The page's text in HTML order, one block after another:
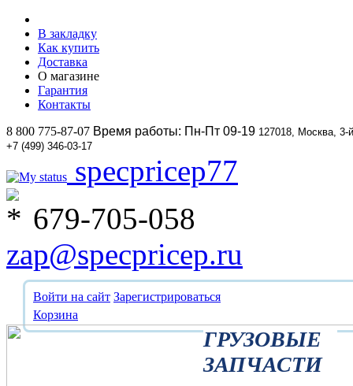
В закладку
Как купить
Доставка
О магазине
Гарантия
Контакты
8 800 775-87-07 Время работы: Пн-Пт 09-19 127018, Москва,
+7 (499) 346-03-17
specpricep77
679-705-058
zap@specpricep.ru
Войти на сайт Зарегистрироваться
Корзина
ГРУЗОВЫЕ
ЗАПЧАСТИ